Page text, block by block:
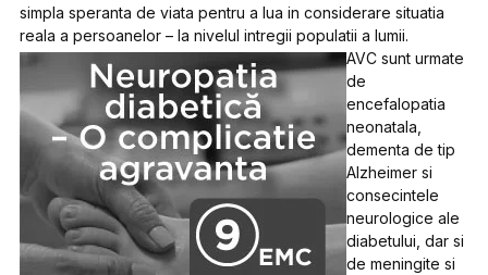
simpla speranta de viata pentru a lua in considerare situatia
reala a persoanelor – la nivelul intregii populatii a lumii.
AVC sunt urmate
de
encefalopatia
neonatala,
dementa de tip
Alzheimer si
consecintele
neurologice ale
diabetului, dar si
de meningite si